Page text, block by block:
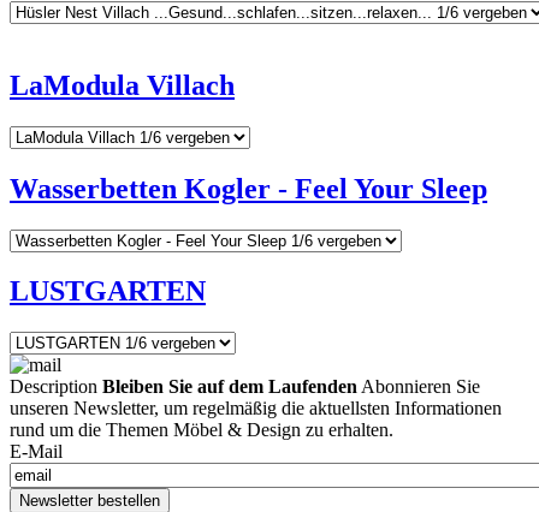
LaModula Villach
Wasserbetten Kogler - Feel Your Sleep
LUSTGARTEN
Description Bleiben Sie auf dem Laufenden Abonnieren Sie
unseren Newsletter, um regelmäßig die aktuellsten Informationen
rund um die Themen Möbel & Design zu erhalten.
E-Mail
Newsletter bestellen